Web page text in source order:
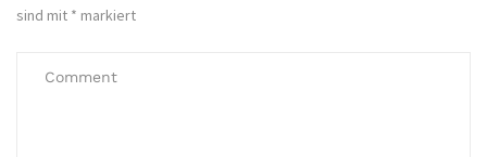
sind mit * markiert